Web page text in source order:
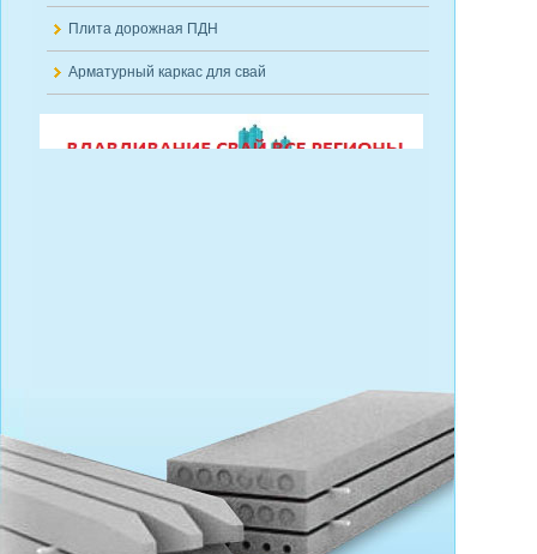
Плита дорожная ПДН
Арматурный каркас для свай